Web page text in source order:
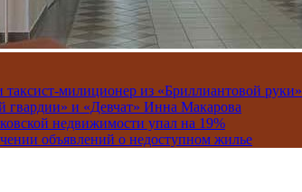
милиционер из «Бриллиантовой руки»
гвардии» и «Девчат» Инна Макарова
недвижимости упал на 19%
объявлений о недоступном жилье